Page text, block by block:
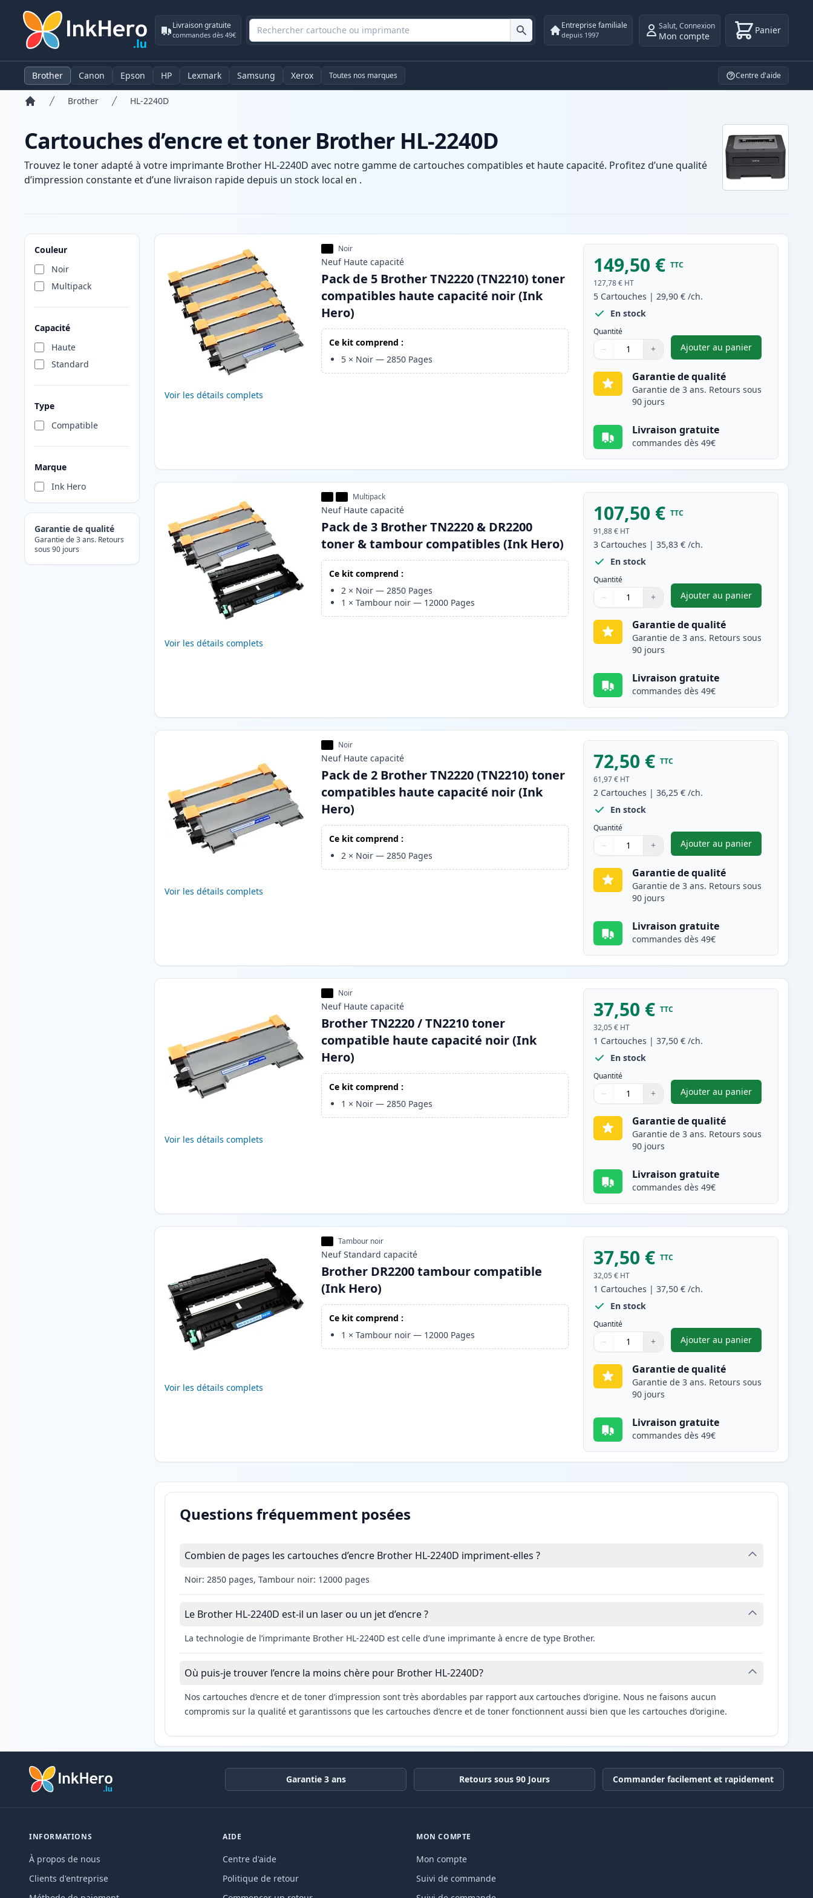
Livraison gratuite
commandes dès 49€
Entreprise familiale
depuis 1997
Salut,Connexion
Mon compte Panier
Brother Canon Epson HP Lexmark Samsung Xerox Toutes nos marques Centre d'aide
Brother HL-2240D
Cartouches d’encre et toner Brother HL-2240D
Trouvez le toner adapté à votre imprimante Brother HL-2240D avec notre gamme de cartouches compatibles et haute capacité. Profitez d’une qualité
d’impression constante et d’une livraison rapide depuis un stock local en .
Couleur
Noir
Multipack
Capacité
Haute
Standard
Type
Compatible
Marque
Ink Hero
Garantie de qualité
Garantie de 3 ans. Retours
sous 90 jours
Produits
Voir les détails complets
Noir
Neuf Haute capacité
Pack de 5 Brother TN2220 (TN2210) toner
compatibles haute capacité noir (Ink
Hero)
Ce kit comprend :
5 × Noir —2850 Pages
149,50 € TTC
127,78 € HT
5 Cartouches |29,90 € /ch.
En stock
Quantité
Quantité
Utilisez les boutons pour ajuster
− +
Quantité
Ajouter au panier
,Pack de 5 Brother
Garantie de qualité
Garantie de 3 ans. Retours sous
90 jours
Livraison gratuite
commandes dès 49€
Voir les détails complets
Multipack
Neuf Haute capacité
Pack de 3 Brother TN2220 & DR2200
toner & tambour compatibles (Ink Hero)
Ce kit comprend :
2 × Noir —2850 Pages
1 ×Tambour noir — 12000 Pages
107,50 € TTC
91,88 € HT
3 Cartouches |35,83 € /ch.
En stock
Quantité
Quantité
Utilisez les boutons pour ajuster
− +
Quantité
Ajouter au panier
,Pack de 3 Brother
Garantie de qualité
Garantie de 3 ans. Retours sous
90 jours
Livraison gratuite
commandes dès 49€
Voir les détails complets
Noir
Neuf Haute capacité
Pack de 2 Brother TN2220 (TN2210) toner
compatibles haute capacité noir (Ink
Hero)
Ce kit comprend :
2 × Noir —2850 Pages
72,50 € TTC
61,97 € HT
2 Cartouches |36,25 € /ch.
En stock
Quantité
Quantité
Utilisez les boutons pour ajuster
− +
Quantité
Ajouter au panier
,Pack de 2 Brother
Garantie de qualité
Garantie de 3 ans. Retours sous
90 jours
Livraison gratuite
commandes dès 49€
Voir les détails complets
Noir
Neuf Haute capacité
Brother TN2220 / TN2210 toner
compatible haute capacité noir (Ink
Hero)
Ce kit comprend :
1 × Noir —2850 Pages
37,50 € TTC
32,05 € HT
1 Cartouches |37,50 € /ch.
En stock
Quantité
Quantité
Utilisez les boutons pour ajuster
− +
Quantité
Ajouter au panier
,Brother TN2220 /
Garantie de qualité
Garantie de 3 ans. Retours sous
90 jours
Livraison gratuite
commandes dès 49€
Voir les détails complets
Tambour noir
Neuf Standard capacité
Brother DR2200 tambour compatible
(Ink Hero)
Ce kit comprend :
1 ×Tambour noir — 12000 Pages
37,50 € TTC
32,05 € HT
1 Cartouches |37,50 € /ch.
En stock
Quantité
Quantité
Utilisez les boutons pour ajuster
− +
Quantité
Ajouter au panier
,Brother DR2200
Garantie de qualité
Garantie de 3 ans. Retours sous
90 jours
Livraison gratuite
commandes dès 49€
Questions fréquemment posées
Combien de pages les cartouches d’encre Brother HL-2240D impriment-elles ?
Noir: 2850 pages, Tambour noir: 12000 pages
Le Brother HL-2240D est-il un laser ou un jet d’encre ?
La technologie de l’imprimante Brother HL-2240D est celle d’une imprimante à encre de type Brother.
Où puis-je trouver l’encre la moins chère pour Brother HL-2240D?
Nos cartouches d’encre et de toner d’impression sont très abordables par rapport aux cartouches d’origine. Nous ne faisons aucun
compromis sur la qualité et garantissons que les cartouches d’encre et de toner fonctionnent aussi bien que les cartouches d’origine.
Garantie 3 ans Retours sous 90 Jours Commander facilement et rapidement
INFORMATIONS
À propos de nous
Clients d'entreprise
AIDE
Centre d'aide
Politique de retour
MON COMPTE
Mon compte
Suivi de commande